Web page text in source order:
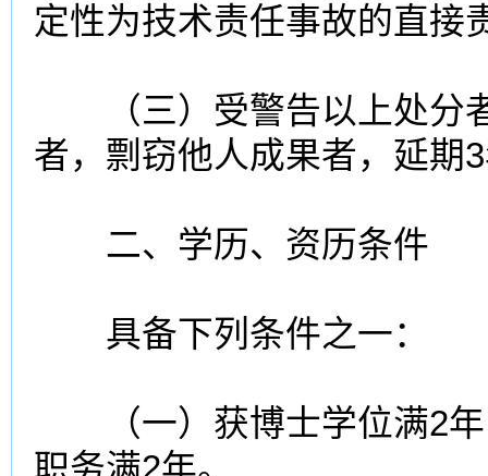
定性为技术责任事故的直接
（三）受警告以上处分
者，剽窃他人成果者，延期
二、学历、资历条件
具备下列条件之一：
（一）获博士学位满2年
职务满2年。